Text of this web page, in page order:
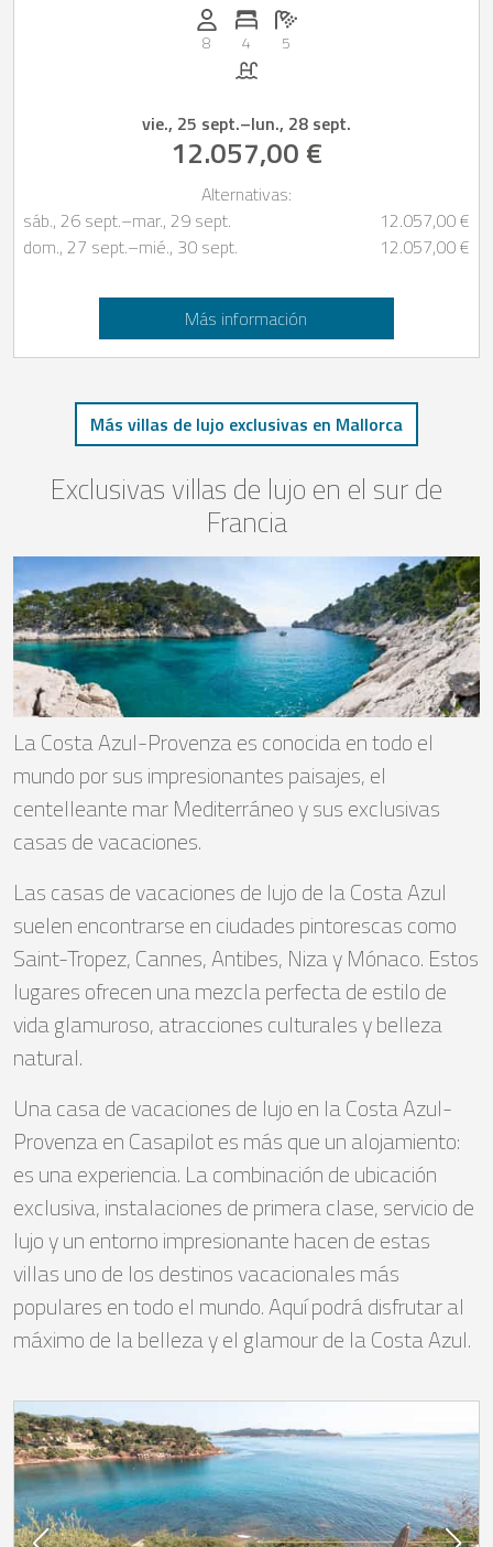
Personas (max.): 8
8
Numero de habitaciones: 4
4
Cantidad de baños: 5
5
Piscina
vie., 25 sept.–lun., 28 sept.
12.057,00 €
Alternativas:
sáb., 26 sept.–mar., 29 sept.
12.057,00 €
dom., 27 sept.–mié., 30 sept. 12.057,00 €
Más información
Más villas de lujo exclusivas en Mallorca
Exclusivas villas de lujo en el sur de
Francia
La Costa Azul-Provenza es conocida en todo el
mundo por sus impresionantes paisajes, el
centelleante mar Mediterráneo y sus exclusivas
casas de vacaciones.
Las casas de vacaciones de lujo de la Costa Azul
suelen encontrarse en ciudades pintorescas como
Saint-Tropez, Cannes, Antibes, Niza y Mónaco. Estos
lugares ofrecen una mezcla perfecta de estilo de
vida glamuroso, atracciones culturales y belleza
natural.
Una casa de vacaciones de lujo en la Costa Azul-
Provenza en Casapilot es más que un alojamiento:
es una experiencia. La combinación de ubicación
exclusiva, instalaciones de primera clase, servicio de
lujo y un entorno impresionante hacen de estas
villas uno de los destinos vacacionales más
populares en todo el mundo. Aquí podrá disfrutar al
máximo de la belleza y el glamour de la Costa Azul.